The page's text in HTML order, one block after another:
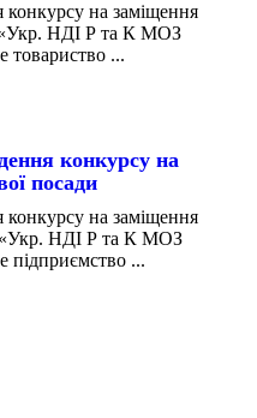
на заміщення
НДІ Р та К МОЗ
товариство ...
конкурсу на
посади
на заміщення
«Укр. НДІ Р та К МОЗ
підприємство ...